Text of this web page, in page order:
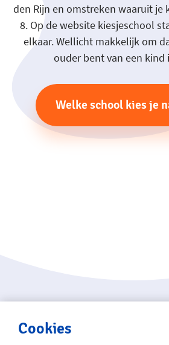
den Rijn en omstreken waaruit je
8. Op de website kiesjeschool
elkaar. Wellicht makkelijk om
ouder bent van een kind
Welke school kies je
Cookies